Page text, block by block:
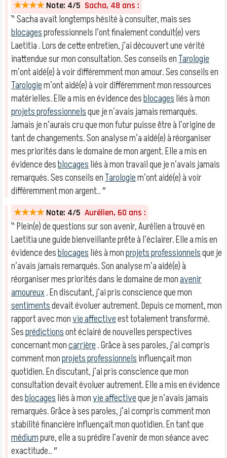
★★★★ Note: 4/5 Sacha, 48 ans :
‶ Sacha avait longtemps hésité à consulter, mais ses
blocagesprofessionnels l’ont finalement conduit(e) vers
Laetitia . Lors de cette entretien, j’ai découvert une vérité
inattendue sur mon consultation. Ses conseils enTarologie
m’ont aidé(e) à voir différemment mon amour. Ses conseils en
Tarologiem’ont aidé(e) à voir différemment mon ressources
matérielles. Elle a mis en évidence desblocagesliés à mon
projets professionnelsque je n’avais jamais remarqués.
Jamais je n’aurais cru que mon futur puisse être à l’origine de
tant de changements. Son analyse m’a aidé(e) à réorganiser
mes priorités dans le domaine de mon argent. Elle a mis en
évidence desblocagesliés à mon travail que je n’avais jamais
remarqués. Ses conseils enTarologiem’ont aidé(e) à voir
différemment mon argent.. ″
★★★★ Note: 4/5 Aurélien, 60 ans :
‶ Plein(e) de questions sur son avenir, Aurélien a trouvé en
Laetitia une guide bienveillante prête à l’éclairer. Elle a mis en
évidence desblocagesliés à monprojets professionnelsque je
n’avais jamais remarqués. Son analyse m’a aidé(e) à
réorganiser mes priorités dans le domaine de monavenir
amoureux. En discutant, j’ai pris conscience que mon
sentimentsdevait évoluer autrement. Depuis ce moment, mon
rapport avec monvie affectiveest totalement transformé.
Sesprédictionsont éclairé de nouvelles perspectives
concernant moncarrière. Grâce à ses paroles, j’ai compris
comment monprojets professionnelsinfluençait mon
quotidien. En discutant, j’ai pris conscience que mon
consultation devait évoluer autrement. Elle a mis en évidence
desblocagesliés à monvie affectiveque je n’avais jamais
remarqués. Grâce à ses paroles, j’ai compris comment mon
stabilité financière influençait mon quotidien. En tant que
médiumpure, elle a su prédire l’avenir de mon séance avec
exactitude.. ″